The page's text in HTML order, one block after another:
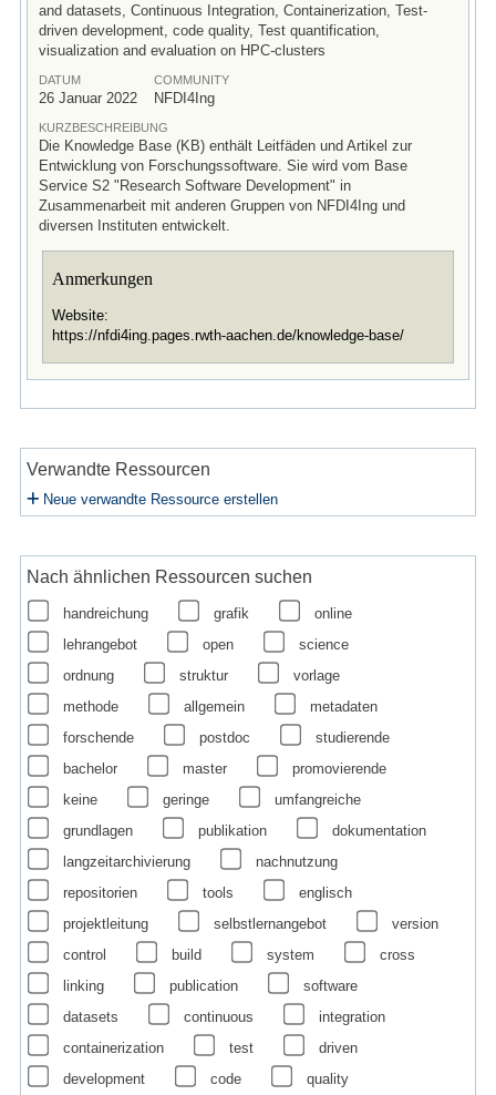
and datasets, Continuous Integration, Containerization, Test-
driven development, code quality, Test quantification,
visualization and evaluation on HPC-clusters
DATUM
26 Januar 2022
COMMUNITY
NFDI4Ing
KURZBESCHREIBUNG
Die Knowledge Base (KB) enthält Leitfäden und Artikel zur
Entwicklung von Forschungssoftware. Sie wird vom Base
Service S2 "Research Software Development" in
Zusammenarbeit mit anderen Gruppen von NFDI4Ing und
diversen Instituten entwickelt.
Anmerkungen
Website:
https://nfdi4ing.pages.rwth-aachen.de/knowledge-base/
Verwandte Ressourcen
Neue verwandte Ressource erstellen
Nach ähnlichen Ressourcen suchen
handreichung grafik
online
lehrangebot
open
science
ordnung
struktur
vorlage
methode
allgemein
metadaten
forschende
postdoc
studierende
bachelor
master
promovierende
keine
geringe
umfangreiche
grundlagen
publikation
dokumentation
langzeitarchivierung
nachnutzung
repositorien
tools
englisch
projektleitung
selbstlernangebot
version
control
build system
cross
linking
publication
software
datasets
continuous
integration
containerization
test
driven
development
code
quality